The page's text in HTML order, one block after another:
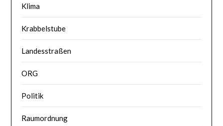
Klima
Krabbelstube
Landesstraßen
ORG
Politik
Raumordnung